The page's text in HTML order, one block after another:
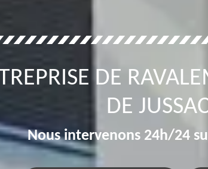
DE
DE
Nous intervenons 24h/24